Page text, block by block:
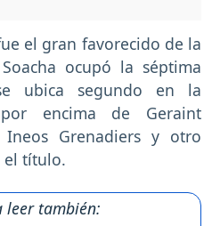
el gran favorecido de la
ocupó la séptima
ubica segundo en la
encima de Geraint
Grenadiers y otro
el título.
leer también: